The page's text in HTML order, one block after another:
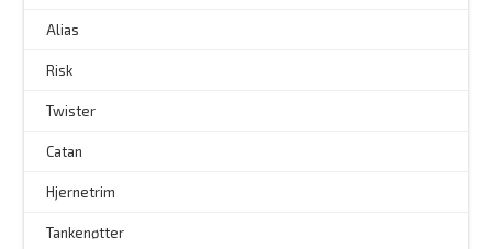
Alias
Risk
Twister
Catan
Hjernetrim
Tankenøtter